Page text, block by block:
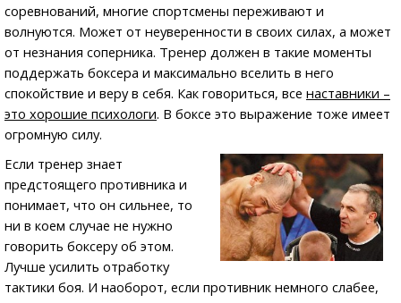
соревнований, многие спортсмены переживают и
волнуются. Может от неуверенности в своих силах, а может
от незнания соперника. Тренер должен в такие моменты
поддержать боксера и максимально вселить в него
спокойствие и веру в себя. Как говориться, все наставники –
это хорошие психологи. В боксе это выражение тоже имеет
огромную силу.
Если тренер знает
предстоящего противника и
понимает, что он сильнее, то
ни в коем случае не нужно
говорить боксеру об этом.
Лучше усилить отработку
тактики боя. И наоборот, если противник немного слабее,